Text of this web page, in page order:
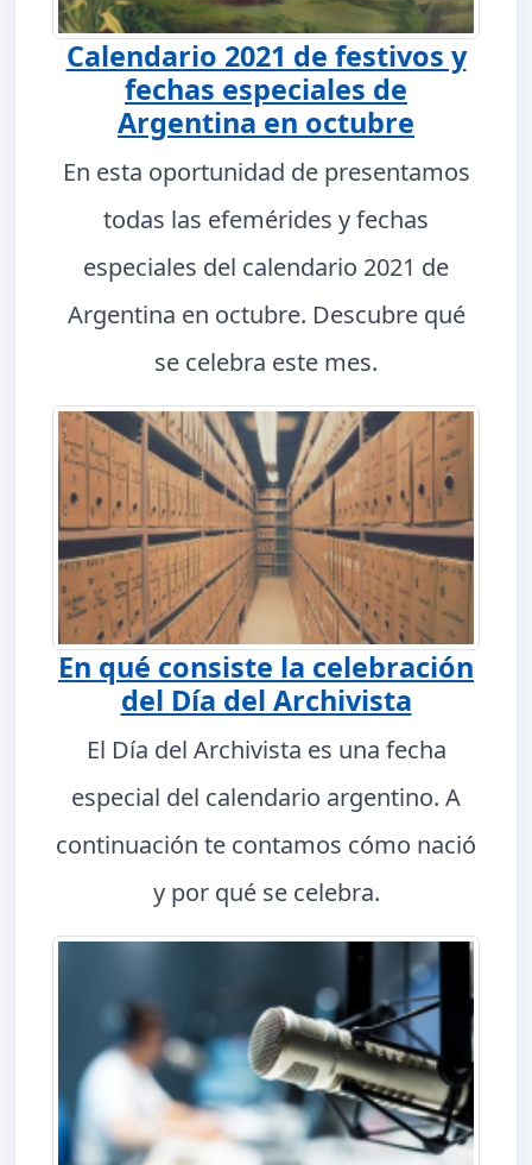
Calendario 2021 de festivos y
fechas especiales de
Argentina en octubre
En esta oportunidad de presentamos
todas las efemérides y fechas
especiales del calendario 2021 de
Argentina en octubre. Descubre qué
se celebra este mes.
En qué consiste la celebración
del Día del Archivista
El Día del Archivista es una fecha
especial del calendario argentino. A
continuación te contamos cómo nació
y por qué se celebra.